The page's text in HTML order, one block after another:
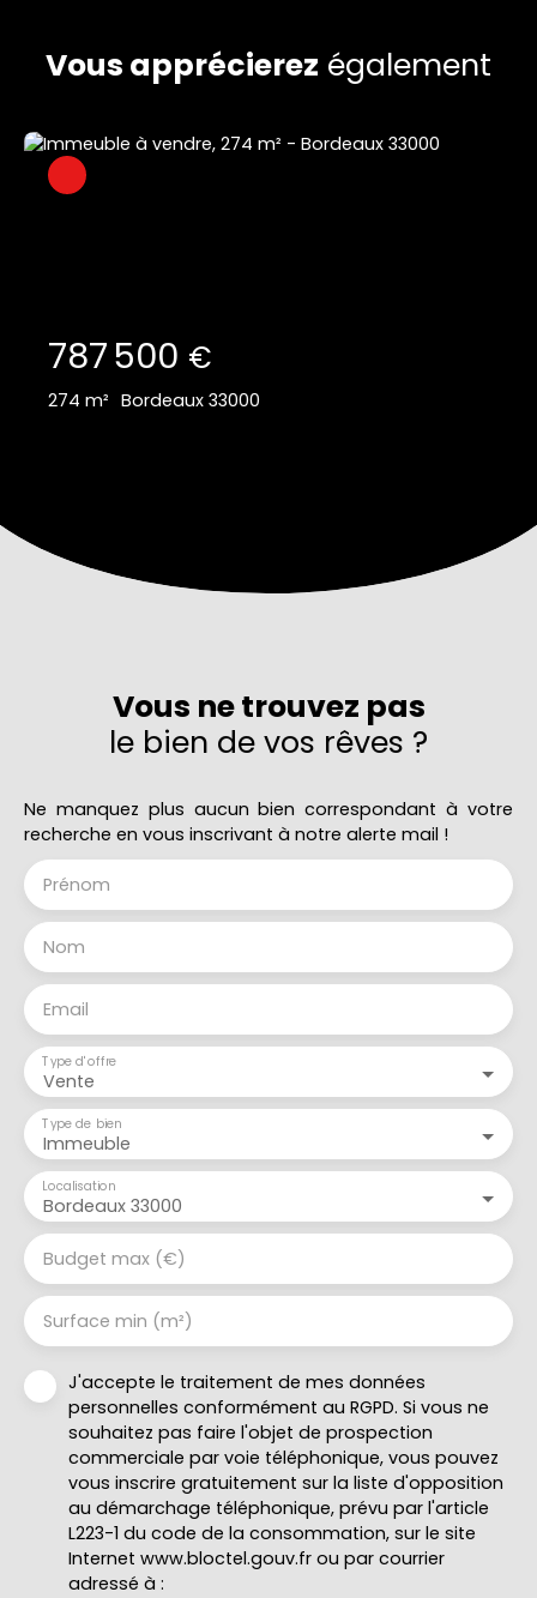
Vous apprécierez également
787 500 €
274 m² Bordeaux 33000
Vous ne trouvez pas
le bien de vos rêves ?
Ne manquez plus aucun bien correspondant à votre
recherche en vous inscrivant à notre alerte mail !
Prénom
Nom
Email
Vente
Type d'offre
Immeuble
Type de bien
Bordeaux 33000
Localisation
Budget max (€)
Surface min (m²)
J'accepte le traitement de mes données
personnelles conformément au RGPD. Si vous ne
souhaitez pas faire l'objet de prospection
commerciale par voie téléphonique, vous pouvez
vous inscrire gratuitement sur la liste d'opposition
au démarchage téléphonique, prévu par l'article
L223-1 du code de la consommation, sur le site
Internet www.bloctel.gouv.fr ou par courrier
adressé à :